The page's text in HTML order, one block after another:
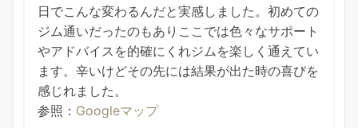
日でこんな変わるんだと実感しました。初めての
ジム通いだったのもありここでは色々なサポート
やアドバイスを的確にくれジムを楽しく通えてい
ます。辛いけどその先には結果が出た時の喜びを
感じれました。
参照： Googleマップ